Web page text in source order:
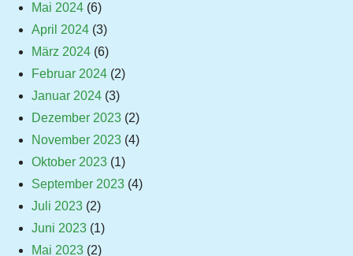
Mai 2024 (6)
April 2024 (3)
März 2024 (6)
Februar 2024 (2)
Januar 2024 (3)
Dezember 2023 (2)
November 2023 (4)
Oktober 2023 (1)
September 2023 (4)
Juli 2023 (2)
Juni 2023 (1)
Mai 2023 (2)